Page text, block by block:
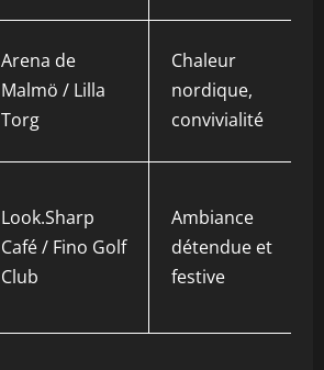
Arena de
Malmö / Lilla
Torg
Chaleur
nordique,
convivialité
Look.Sharp
Café / Fino Golf
Club
Ambiance
détendue et
festive